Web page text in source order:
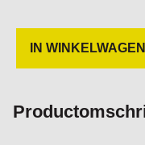
IN WINKELWAGEN